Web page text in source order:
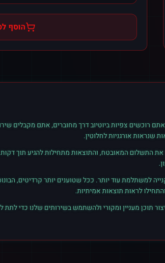
הוסף
רוכשים צפיותביוטיובדרך מחוברים, אתם מקבלים
שנראות אורגניות לחלוטין.
התשלום המאובטח, והתוצאות מתחילות להגיע תוך
למשתלמת עוד יותר. ככל שטוענים יותר קרדיטים,
תוכן מעניין ומקורי ולהשתמש בשירותים שלנו כדי